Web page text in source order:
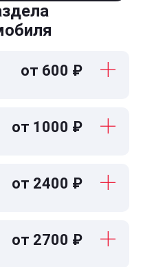
от 600 ₽
от 1000 ₽
от 2400 ₽
от 2700 ₽